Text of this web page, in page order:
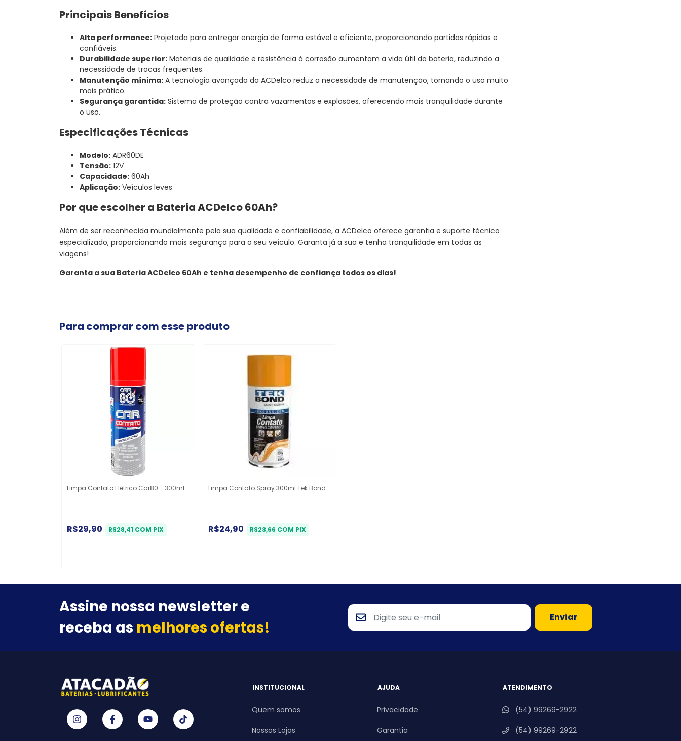
Principais Benefícios
Alta performance: Projetada para entregar energia de forma estável e eficiente, proporcionando partidas rápidas e
confiáveis.
Durabilidade superior: Materiais de qualidade e resistência à corrosão aumentam a vida útil da bateria, reduzindo a
necessidade de trocas frequentes.
Manutenção mínima: A tecnologia avançada da ACDelco reduz a necessidade de manutenção, tornando o uso muito
mais prático.
Segurança garantida: Sistema de proteção contra vazamentos e explosões, oferecendo mais tranquilidade durante
o uso.
Especificações Técnicas
Modelo: ADR60DE
Tensão: 12V
Capacidade: 60Ah
Aplicação: Veículos leves
Por que escolher a Bateria ACDelco 60Ah?
Além de ser reconhecida mundialmente pela sua qualidade e confiabilidade, a ACDelco oferece garantia e suporte técnico
especializado, proporcionando mais segurança para o seu veículo. Garanta já a sua e tenha tranquilidade em todas as
viagens!
Garanta a sua Bateria ACDelco 60Ah e tenha desempenho de confiança todos os dias!
Para comprar com esse produto
Limpa Contato Elétrico Car80 - 300ml
R$29,90 R$28,41 COM PIX
Limpa Contato Spray 300ml Tek Bond
R$24,90 R$23,66 COM PIX
Assine nossa newsletter e
receba as melhores ofertas!
INSTITUCIONAL
Quem somos
Nossas Lojas
AJUDA
Privacidade
Garantia
ATENDIMENTO
(54) 99269-2922
(54) 99269-2922